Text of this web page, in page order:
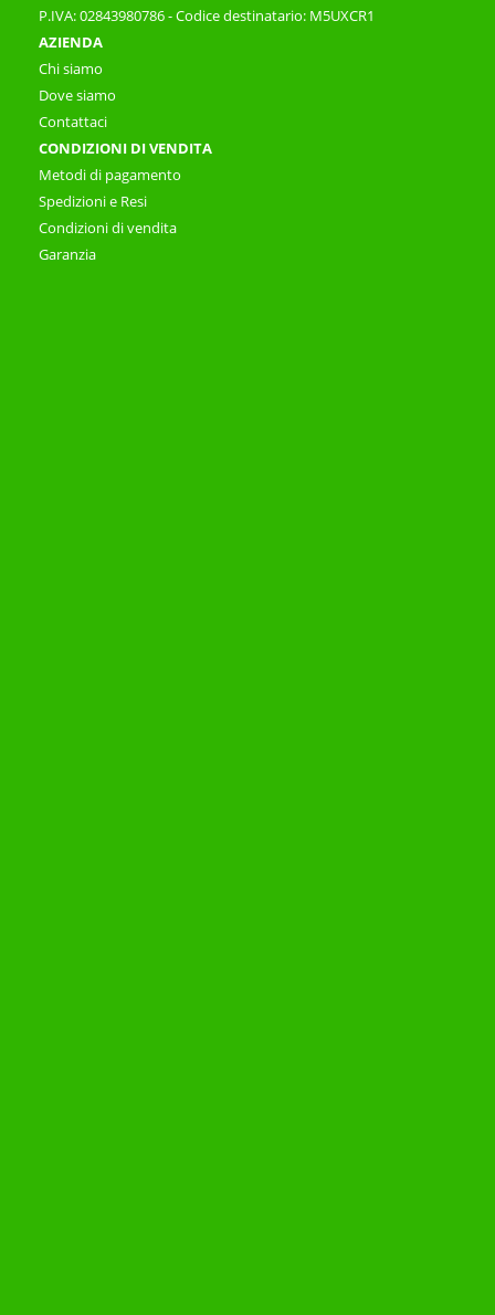
P.IVA: 02843980786 - Codice destinatario: M5UXCR1
AZIENDA
Chi siamo
Dove siamo
Contattaci
CONDIZIONI DI VENDITA
Metodi di pagamento
Spedizioni e Resi
Condizioni di vendita
Garanzia